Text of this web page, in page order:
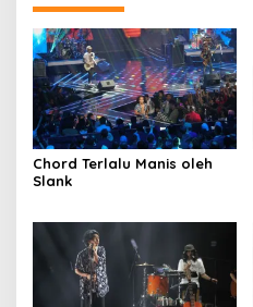
Chord Terlalu Manis oleh
Slank